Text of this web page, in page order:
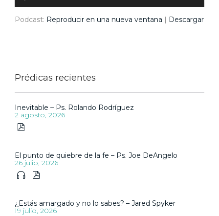
Podcast: Reproducir en una nueva ventana Descargar
Prédicas recientes
Inevitable – Ps. Rolando Rodríguez
2 agosto, 2026

El punto de quiebre de la fe – Ps. Joe DeAngelo
26 julio, 2026
 
¿Estás amargado y no lo sabes? – Jared Spyker
19 julio, 2026